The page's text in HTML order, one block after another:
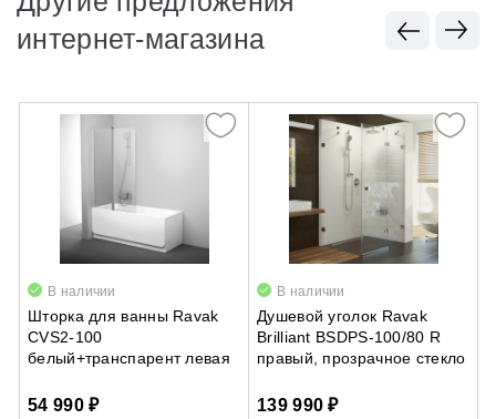
интернет-магазина
В наличии
Шторка для ванны Ravak
CVS2-100
белый+транспарент левая
54 990 ₽
В наличии
Душевой уголок Ravak
Brilliant BSDPS-100/80 R
правый, прозрачное стекло
139 990 ₽